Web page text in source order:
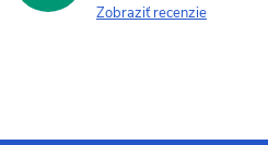
Zobraziť recenzie